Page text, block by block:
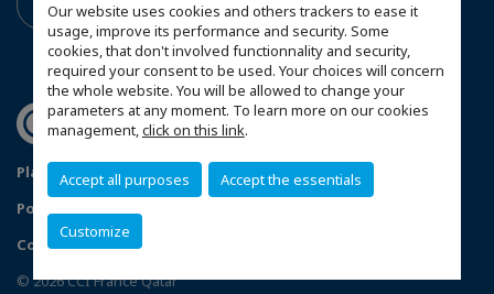
Our website uses cookies and others trackers to ease it
usage, improve its performance and security. Some
cookies, that don't involved functionnality and security,
required your consent to be used. Your choices will concern
the whole website. You will be allowed to change your
parameters at any moment. To learn more on our cookies
management,click on this link.
Accept all purposes Accept the essentials
Customize
Plan du site
Mentions légales
Politique de confidentialité
Configurer vos préférences cookies
© 2026 CCI France Qatar